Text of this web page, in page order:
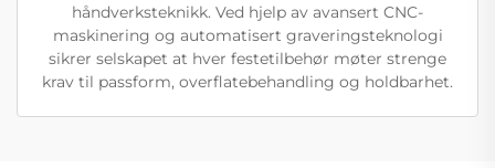
håndverksteknikk. Ved hjelp av avansert CNC-
maskinering og automatisert graveringsteknologi
sikrer selskapet at hver festetilbehør møter strenge
krav til passform, overflatebehandling og holdbarhet.